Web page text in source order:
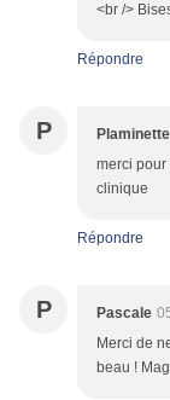
<br />
Répondre
P Plaminette
merci
clinique
Répondre
P Pascale
Merci de
beau !